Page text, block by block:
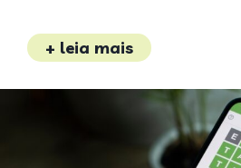
+ leia mais